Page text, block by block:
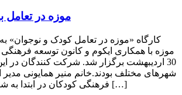
موزه در تعامل
کارگاه «موزه در تعامل کودک و نوجوان»
موزه با همکاری ایکوم و کانون توسعه
30 اردیبهشت برگزار شد. شرکت کنندگان در
شهرهای مختلف بودند.خانم منیر همایونی مدیر
فرهنگی کودکان در ابتدا به شرکت کنندگان خوش […]